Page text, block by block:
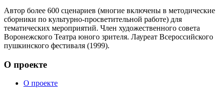
Автор более 600 сценариев (многие включены в методические
сборники по культурно-просветительной работе) для
тематических мероприятий. Член художественного совета
Воронежского Театра юного зрителя. Лауреат Всероссийского
пушкинского фестиваля (1999).
О проекте
О проекте